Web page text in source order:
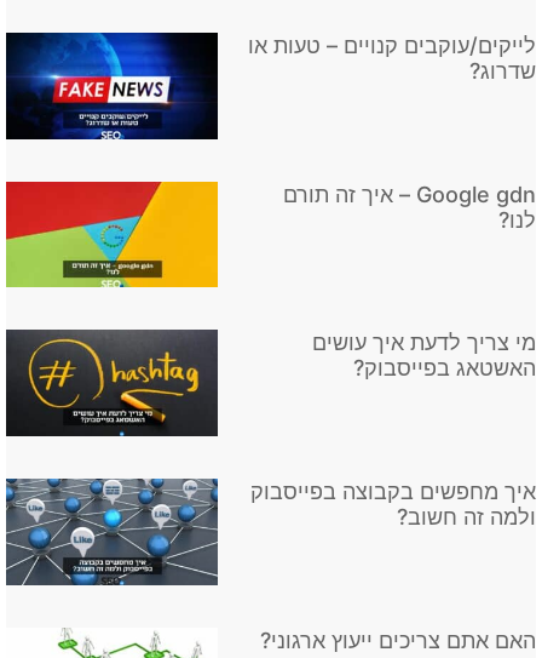
לייקים/עוקבים קנויים – טעות או
שדרוג?
Google gdn – איך זה תורם
לנו?
מי צריך לדעת איך עושים
האשטאג בפייסבוק?
איך מחפשים בקבוצה בפייסבוק
ולמה זה חשוב?
האם אתם צריכים ייעוץ ארגוני?